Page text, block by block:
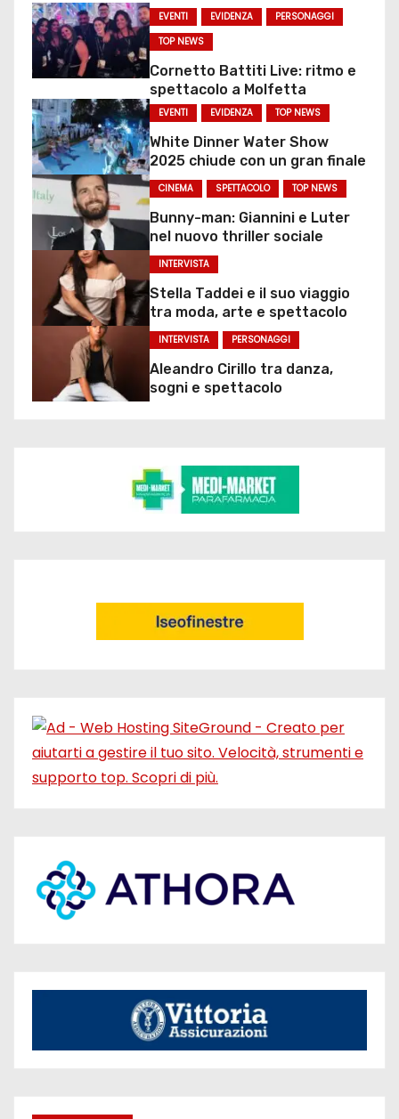
EVENTI EVIDENZA
PERSONAGGI
TOP NEWS
Cornetto Battiti Live: ritmo e
spettacolo a Molfetta
EVENTI EVIDENZA TOP NEWS
White Dinner Water Show
2025 chiude con un gran finale
CINEMA SPETTACOLO TOP NEWS
Bunny-man: Giannini e Luter
nel nuovo thriller sociale
INTERVISTA
Stella Taddei e il suo viaggio
tra moda, arte e spettacolo
INTERVISTA PERSONAGGI
Aleandro Cirillo tra danza,
sogni e spettacolo